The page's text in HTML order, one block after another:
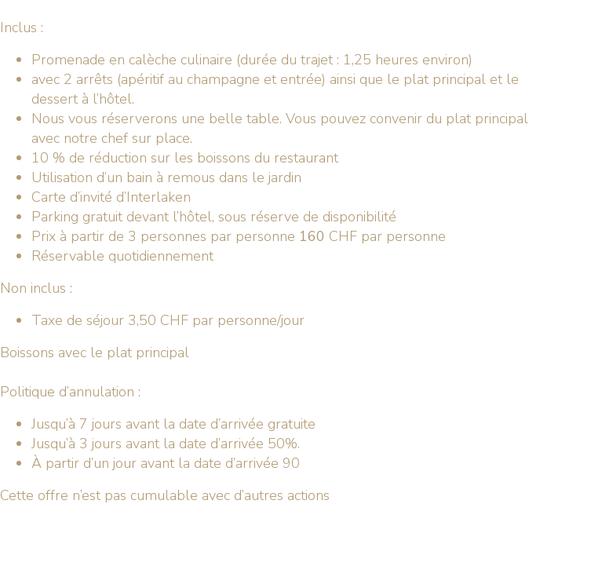
Inclus :
Promenade en calèche culinaire (durée du trajet : 1,25 heures environ)
avec 2 arrêts (apéritif au champagne et entrée) ainsi que le plat principal et le
dessert à l’hôtel.
Nous vous réserverons une belle table. Vous pouvez convenir du plat principal
avec notre chef sur place.
10 % de réduction sur les boissons du restaurant
Utilisation d’un bain à remous dans le jardin
Carte d’invité d’Interlaken
Parking gratuit devant l’hôtel, sous réserve de disponibilité
Prix à partir de 3 personnes par personne 160 CHF par personne
Réservable quotidiennement
Non inclus :
Taxe de séjour 3,50 CHF par personne/jour
Boissons avec le plat principal
Politique d’annulation :
Jusqu’à 7 jours avant la date d’arrivée gratuite
Jusqu’à 3 jours avant la date d’arrivée 50%.
À partir d’un jour avant la date d’arrivée 90
Cette offre n’est pas cumulable avec d’autres actions